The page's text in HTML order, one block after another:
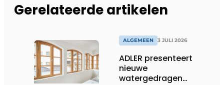
Gerelateerde artikelen
ALGEMEEN 3 JULI 2026
ADLER presenteert
nieuwe
watergedragen